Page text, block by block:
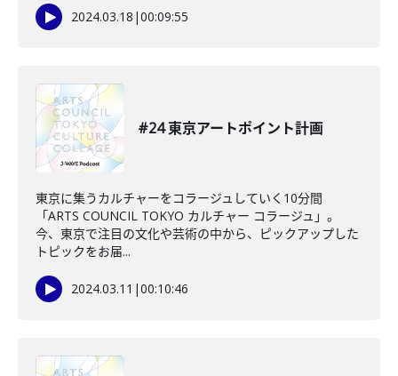
2024.03.18 |00:09:55
#24 東京アートポイント計画
東京に集うカルチャーをコラージュしていく10分間
「ARTS COUNCIL TOKYO カルチャー コラージュ」。
今、東京で注目の文化や芸術の中から、ピックアップした
トピックをお届...
2024.03.11 |00:10:46